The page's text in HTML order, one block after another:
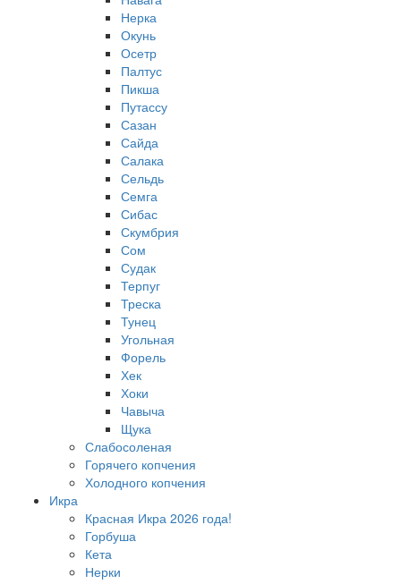
Нерка
Окунь
Осетр
Палтус
Пикша
Путассу
Сазан
Сайда
Салака
Сельдь
Семга
Сибас
Скумбрия
Сом
Судак
Терпуг
Треска
Тунец
Угольная
Форель
Хек
Хоки
Чавыча
Щука
Слабосоленая
Горячего копчения
Холодного копчения
Икра
Красная Икра 2026 года!
Горбуша
Кета
Нерки